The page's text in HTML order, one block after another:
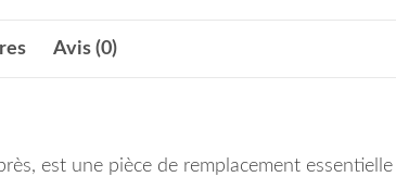
Avis (0)
est une pièce de remplacement